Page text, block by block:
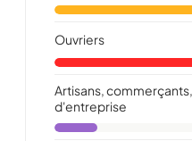
Ouvriers
Artisans,
d'entreprise